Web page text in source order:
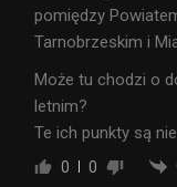
pomiędzy
Tarnobrzeskim i
Może tu chodzi o
letnim?
Te ich punkty są
0 0